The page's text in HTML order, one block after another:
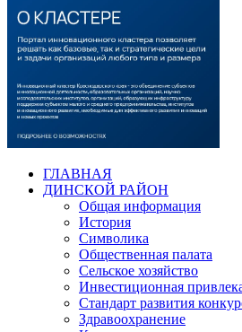
ГЛАВНАЯ
ДИНСКОЙ РАЙОН
Общая информация
История
Символика
Общественная палата
Сельское хозяйство
Инвестиционная
Стандарт развития
Здравоохранение